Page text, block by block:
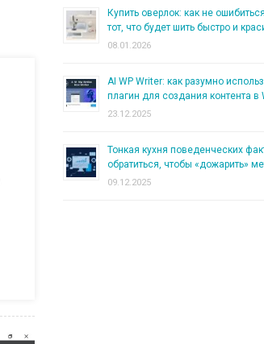
Купить оверлок: как не
тот, что будет шить быстро и
08.01.2026
AI WP Writer: как разумно
плагин для создания контента в
23.12.2025
Тонкая кухня поведенческих
обратиться, чтобы «дожарить»
09.12.2025